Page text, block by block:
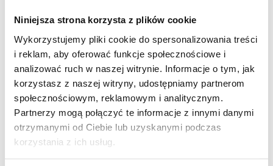
Niniejsza strona korzysta z plików cookie
Wykorzystujemy pliki cookie do spersonalizowania treści
i reklam, aby oferować funkcje społecznościowe i
analizować ruch w naszej witrynie. Informacje o tym, jak
korzystasz z naszej witryny, udostępniamy partnerom
społecznościowym, reklamowym i analitycznym.
Partnerzy mogą połączyć te informacje z innymi danymi
otrzymanymi od Ciebie lub uzyskanymi podczas
korzystania z ich usług.
czarne plamy pojawiające się głównie na liściach.
Początkowo plamy są małe, z czasem jednak
szybko się powiększają i pokrywają zielonkawym
nalotem. Na ich powierzchni można dostrzec
koncentryczne okręgi. Chorobie sprzyja wilgotne
powietrze i podwyższona temperatura.
Mączniak prawdziwy- choroba objawia się
wystąpieniem na liściach białego, mączystego
nalotu, na powierzchni którego widoczne są